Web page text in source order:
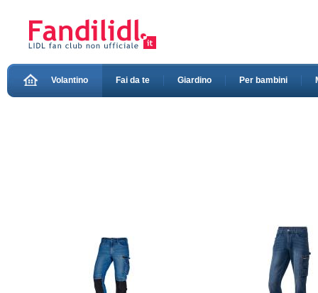
Volantino Fai da te Giardino Per bambini